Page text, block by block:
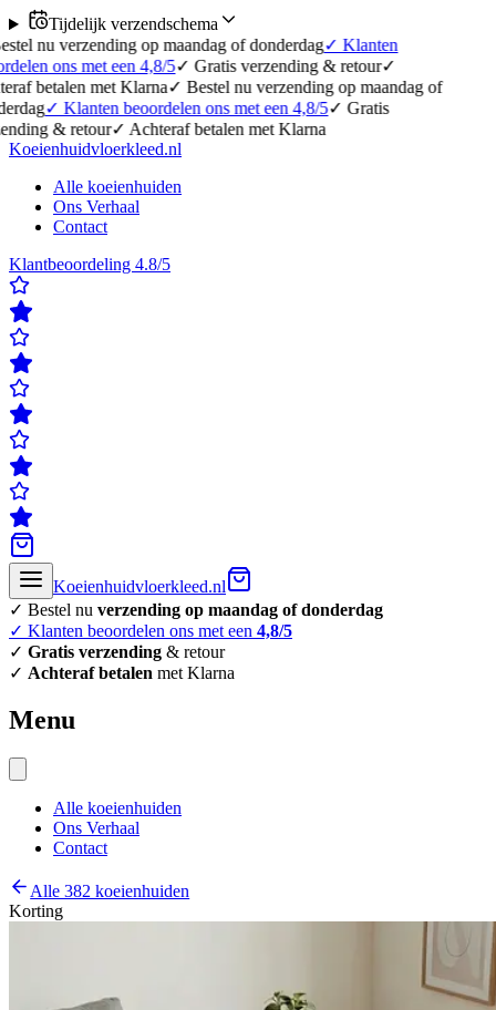
Tijdelijk verzendschema
op maandag of donderdag✓Klanten
een 4,8/5✓Gratis verzending & retour✓
met Klarna ✓Bestel nu verzending op maandag of
beoordelen ons met een 4,8/5✓Gratis
✓ Achteraf betalen met Klarna
Koeienhuidvloerkleed.nl
Alle koeienhuiden
Ons Verhaal
Contact
Klantbeoordeling 4.8/5
Koeienhuidvloerkleed.nl
✓ Bestel nu verzending op maandag of donderdag
✓ Klanten beoordelen ons met een 4,8/5
✓ Gratis verzending & retour
✓ Achteraf betalen met Klarna
Menu
Alle koeienhuiden
Ons Verhaal
Contact
Alle 382 koeienhuiden
Korting